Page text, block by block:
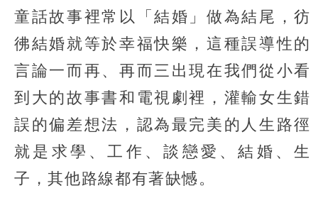
童話故事裡常以「結婚」做為結尾，彷
彿結婚就等於幸福快樂，這種誤導性的
言論一而再、再而三出現在我們從小看
到大的故事書和電視劇裡，灌輸女生錯
誤的偏差想法，認為最完美的人生路徑
就是求學、工作、談戀愛、結婚、生
子，其他路線都有著缺憾。